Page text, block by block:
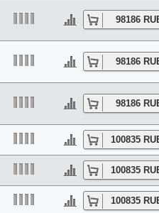
98186
98186
98186
100835
100835
100835